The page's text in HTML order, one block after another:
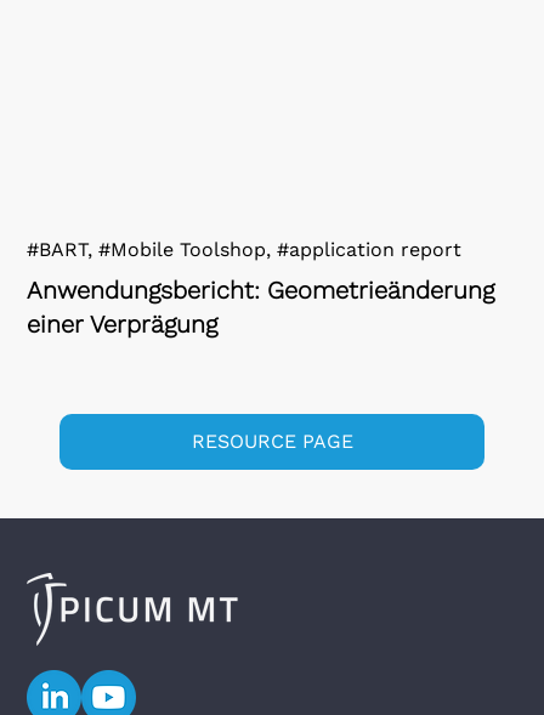
Anwendungsbericht: Geometrieänderung
einer Verprägung
#BART, #Mobile Toolshop, #application report
RESOURCE PAGE